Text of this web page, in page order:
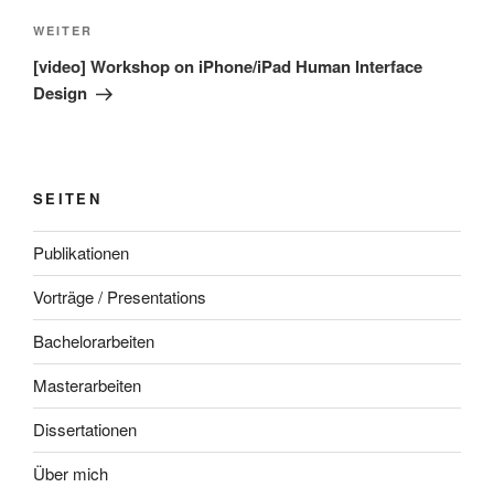
Nächster
Beitrag
WEITER
[video] Workshop on iPhone/iPad Human Interface
Design
SEITEN
Publikationen
Vorträge / Presentations
Bachelorarbeiten
Masterarbeiten
Dissertationen
Über mich